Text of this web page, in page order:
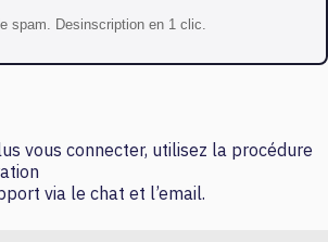
spam. Desinscription en 1 clic.
vous connecter, utilisez la procédure
via le chat et l’email.